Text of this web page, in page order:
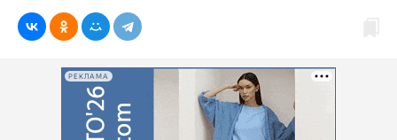
РЕКЛАМА